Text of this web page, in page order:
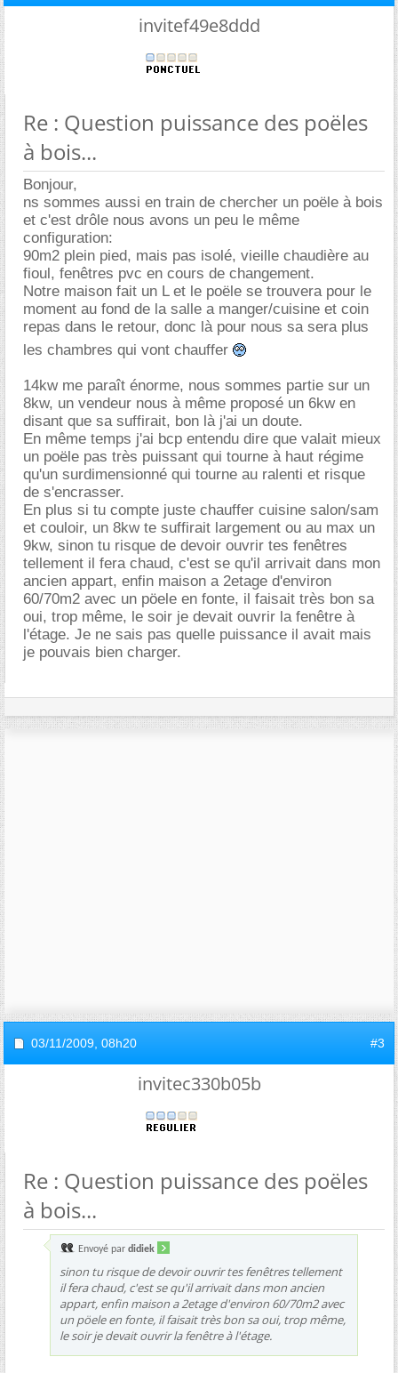
invitef49e8ddd
Re : Question puissance des poëles
à bois...
Bonjour,
ns sommes aussi en train de chercher un poële à bois
et c'est drôle nous avons un peu le même
configuration:
90m2 plein pied, mais pas isolé, vieille chaudière au
fioul, fenêtres pvc en cours de changement.
Notre maison fait un L et le poële se trouvera pour le
moment au fond de la salle a manger/cuisine et coin
repas dans le retour, donc là pour nous sa sera plus
les chambres qui vont chauffer
14kw me paraît énorme, nous sommes partie sur un
8kw, un vendeur nous à même proposé un 6kw en
disant que sa suffirait, bon là j'ai un doute.
En même temps j'ai bcp entendu dire que valait mieux
un poële pas très puissant qui tourne à haut régime
qu'un surdimensionné qui tourne au ralenti et risque
de s'encrasser.
En plus si tu compte juste chauffer cuisine salon/sam
et couloir, un 8kw te suffirait largement ou au max un
9kw, sinon tu risque de devoir ouvrir tes fenêtres
tellement il fera chaud, c'est se qu'il arrivait dans mon
ancien appart, enfin maison a 2etage d'environ
60/70m2 avec un pöele en fonte, il faisait très bon sa
oui, trop même, le soir je devait ouvrir la fenêtre à
l'étage. Je ne sais pas quelle puissance il avait mais
je pouvais bien charger.
03/11/2009, 08h20 #3
invitec330b05b
Re : Question puissance des poëles
à bois...
Envoyé par didiek
sinon tu risque de devoir ouvrir tes fenêtres tellement
il fera chaud, c'est se qu'il arrivait dans mon ancien
appart, enfin maison a 2etage d'environ 60/70m2 avec
un pöele en fonte, il faisait très bon sa oui, trop même,
le soir je devait ouvrir la fenêtre à l'étage.